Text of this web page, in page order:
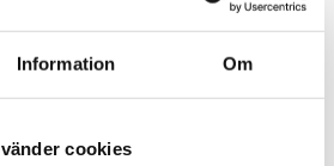
Information Om
cookies